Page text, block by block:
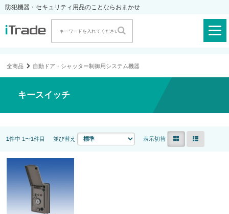
防犯機器・セキュリティ用品のことならおまかせ
全商品 自動ドア・シャッター制御用システム機器
キースイッチ
1件中 1〜1件目 並び替え 表示切替